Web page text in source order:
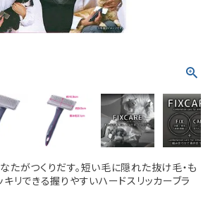
たがつくりだす。短い毛に隠れた抜け毛・も
キリできる握りやすいハードスリッカーブラ